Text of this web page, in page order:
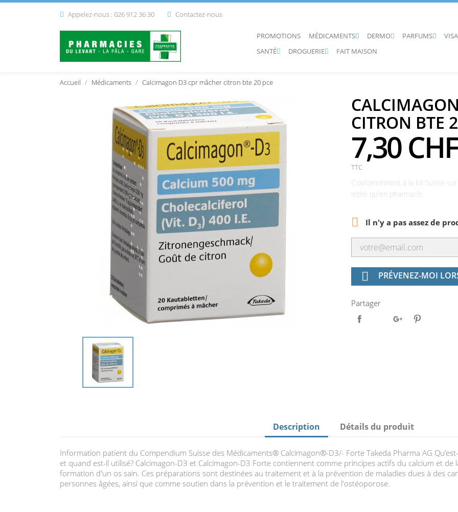
 Appelez-nous : 026 912 36 30  Contactez-nous
PROMOTIONS 
MÉDICAMENTS 
DERMO 
PARFUMS

SANTÉ 
DROGUERIE FAIT MAISON
Accueil Médicaments Calcimagon D3 cpr mâcher citron bte 20 pce
CITRON BTE
7,30 CHF
TTC
Conformément à la loi Suisse
retiré qu'en pharmacie
 Il n'y a pas assez de
 PRÉVENEZ-MOI
Partager
Description Détails du produit
Information patient du Compendium Suisse des Médicaments® Calcimagon®-D3/- Forte Takeda Pharma AG
et quand est-il utilisé? Calcimagon-D3 et Calcimagon-D3 Forte contiennent comme principes actifs du calcium et
formation d'un os sain. Ces préparations sont destinées au traitement et à la prévention de maladies dues à des
personnes âgées, ainsi que comme soutien dans la prévention et le traitement de l'ostéoporose.